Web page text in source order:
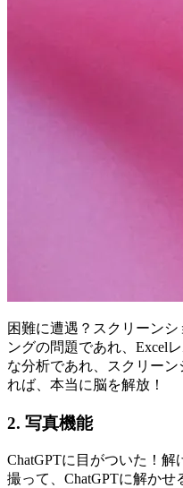
困難に遭遇？スクリーン
ングの問題であれ、Excel
な分析であれ、スクリー
れば、本当に脳を解放！
2. 写真機能
ChatGPTに目がついた！
撮って、ChatGPTに解かせ